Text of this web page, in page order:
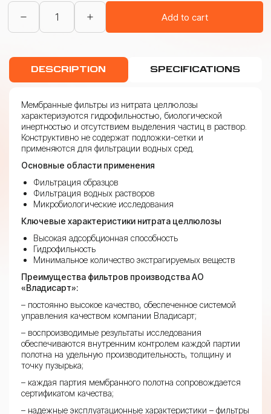
Фильтры
мембранные
из
(ФМНЦ)
5,00
мкм
Add to cart
DESCRIPTION SPECIFICATIONS
Мембранные фильтры из нитрата целлюлозы
характеризуются гидрофильностью, биологической
инертностью и отсутствием выделения частиц в раствор.
Конструктивно не содержат подложки-сетки и
применяются для фильтрации водных сред.
Основные области применения
Фильтрация образцов
Фильтрация водных растворов
Микробиологические исследования
Ключевые характеристики нитрата целлюлозы
Высокая адсорбционная способность
Гидрофильность
Минимальное количество экстрагируемых веществ
Преимущества фильтров производства АО
«Владисарт»:
– постоянно высокое качество, обеспеченное системой
управления качеством компании Владисарт;
– воспроизводимые результаты исследования
обеспечиваются внутренним контролем каждой партии
полотна на удельную производительность, толщину и
точку пузырька;
– каждая партия мембранного полотна сопровождается
сертификатом качества;
– надежные эксплуатационные характеристики – фильтры